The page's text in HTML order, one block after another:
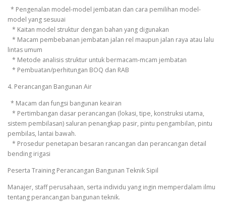
* Pengenalan model-model jembatan dan cara pemilihan model-
model yang sesuuai
* Kaitan model struktur dengan bahan yang digunakan
* Macam pembebanan jembatan jalan rel maupun jalan raya atau lalu
lintas umum
* Metode analisis struktur untuk bermacam-mcam jembatan
* Pembuatan/perhitungan BOQ dan RAB
4. Perancangan Bangunan Air
* Macam dan fungsi bangunan keairan
* Pertimbangan dasar perancangan (lokasi, tipe, konstruksi utama,
sistem pembilasan) saluran penangkap pasir, pintu pengambilan, pintu
pembilas, lantai bawah.
* Prosedur penetapan besaran rancangan dan perancangan detail
bending irigasi
Peserta Training Perancangan Bangunan Teknik Sipil
Manajer, staff perusahaan, serta individu yang ingin memperdalam ilmu
tentang perancangan bangunan teknik.